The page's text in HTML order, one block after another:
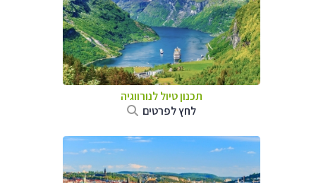
תכנון טיול לנורווגיה
לחץ לפרטים